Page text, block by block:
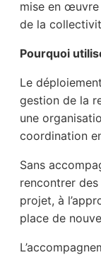
mise en
de la
Pourquoi
Le
gestion de la
une
coordination
Sans
rencontrer
projet, à
place de